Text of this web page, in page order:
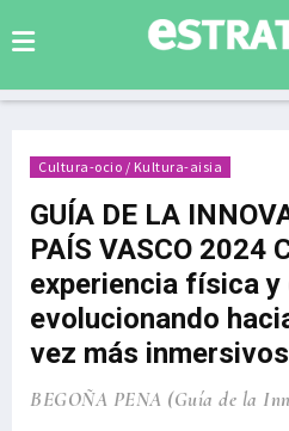
Cultura-ocio / Kultura-aisia
GUÍA DE LA
PAÍS VASCO 2024
experiencia física
evolucionando
vez más
BEGOÑA PENA (Guía de la